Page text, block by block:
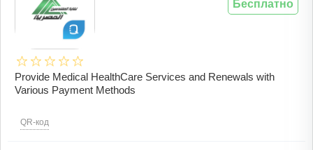
Provide Medical HealthCare Services and Renewals with
Various Payment Methods
QR-код
Бесплатно